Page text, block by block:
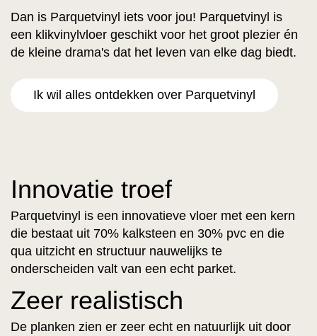
Dan is Parquetvinyl iets voor jou! Parquetvinyl is
een klikvinylvloer geschikt voor het groot plezier én
de kleine drama's dat het leven van elke dag biedt.
Ik wil alles ontdekken over Parquetvinyl
Innovatie troef
Parquetvinyl is een innovatieve vloer met een kern
die bestaat uit 70% kalksteen en 30% pvc en die
qua uitzicht en structuur nauwelijks te
onderscheiden valt van een echt parket.
Zeer realistisch
De planken zien er zeer echt en natuurlijk uit door